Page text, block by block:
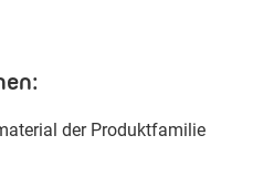
der Produktfamilie